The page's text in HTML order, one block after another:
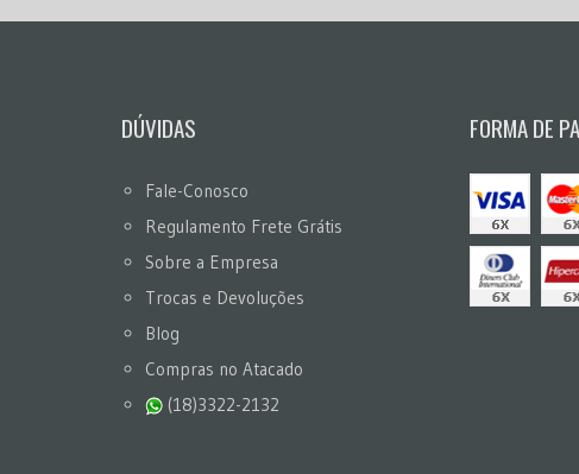
DÚVIDAS
Fale-Conosco
Regulamento Frete Grátis
Sobre a Empresa
Trocas e Devoluções
Blog
Compras no Atacado
(18)3322-2132
FORMA DE